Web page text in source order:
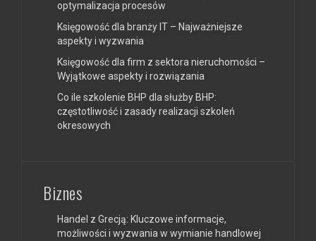
optymalizacja procesów
Księgowość dla branży IT – Najważniejsze
aspekty i wyzwania
Księgowość dla firm z sektora nieruchomości –
Wyjątkowe aspekty i rozwiązania
Co ile szkolenie BHP dla służby BHP:
częstotliwość i zasady realizacji szkoleń
okresowych
Biznes
Handel z Grecją: Kluczowe informacje,
możliwości i wyzwania w wymianie handlowej